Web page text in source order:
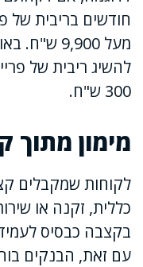
מעל 9,900
300 ש"ח.
מימון מתוך
לקוחות שמקבלים
כללית, זקנה או
בקצבה כבסיס
עם זאת, הבנקים